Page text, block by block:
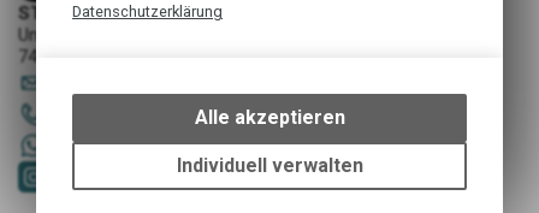
STORY Sportwerkstatt - Thusis
Unterer Rosenbühl 7
7430 Thusis
+41 79 4679536
Datenschutzerklärung
bestimmte Interaktionen und
Einstellungen auf Ihrem Gerät,
um die grundlegenden
Funktionen unseres Online-
Alle akzeptieren
Individuell verwalten